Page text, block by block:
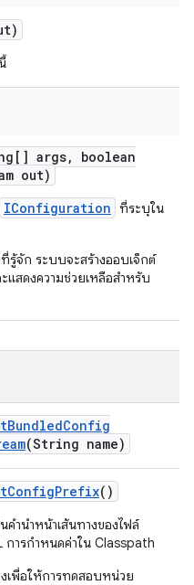
args,
boolean
out)
IConfiguration ที่ระบุใน
รู้จัก ระบบจะสร้างออบเจ็กต์
แสดงความช่วยเหลือสำหรับ
BundledConfig
(String name)
ConfigPrefix()
คำนำหน้าเส้นทางของไฟล์
การกำหนดค่าใน Classpath
เพื่อให้การทดสอบหน่วย